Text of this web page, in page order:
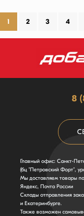
1 2 3 4
8
Главный офис: Санкт-
(бц "Петровский Форт",
Мы доставляем товары
Яндекс, Почта России
Склады отправления
и Екатеринбурге.
Также возможен